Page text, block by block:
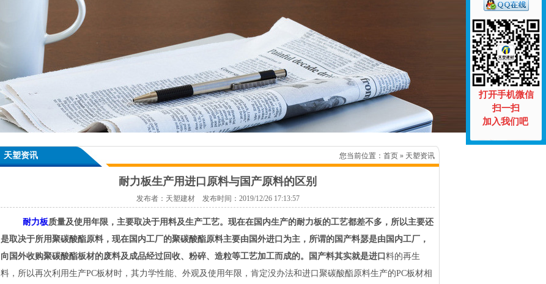
天塑资讯 您当前位置： 首页 » 天塑资讯
耐力板生产用进口原料与国产原料的区别
发布者：天塑建材 发布时间：2019/12/26 17:13:57
耐力板质量及使用年限，主要取决于用料及生产工艺。现在在国内生产的耐力板的工艺都差不多，所以主要还
是取决于所用聚碳酸酯原料，现在国内工厂的聚碳酸酯原料主要由国外进口为主，所谓的国产料瑟是由国内工厂，
向国外收购聚碳酸酯板材的废料及成品经过回收、粉碎、造粒等工艺加工而成的。国产料其实就是进口 料的再生
料，所以再次利用生产PC板材时，其力学性能、外观及使用年限，肯定没办法和进口聚碳酸酯原料生产的PC板材相
打开手机微信
扫一扫
加入我们吧